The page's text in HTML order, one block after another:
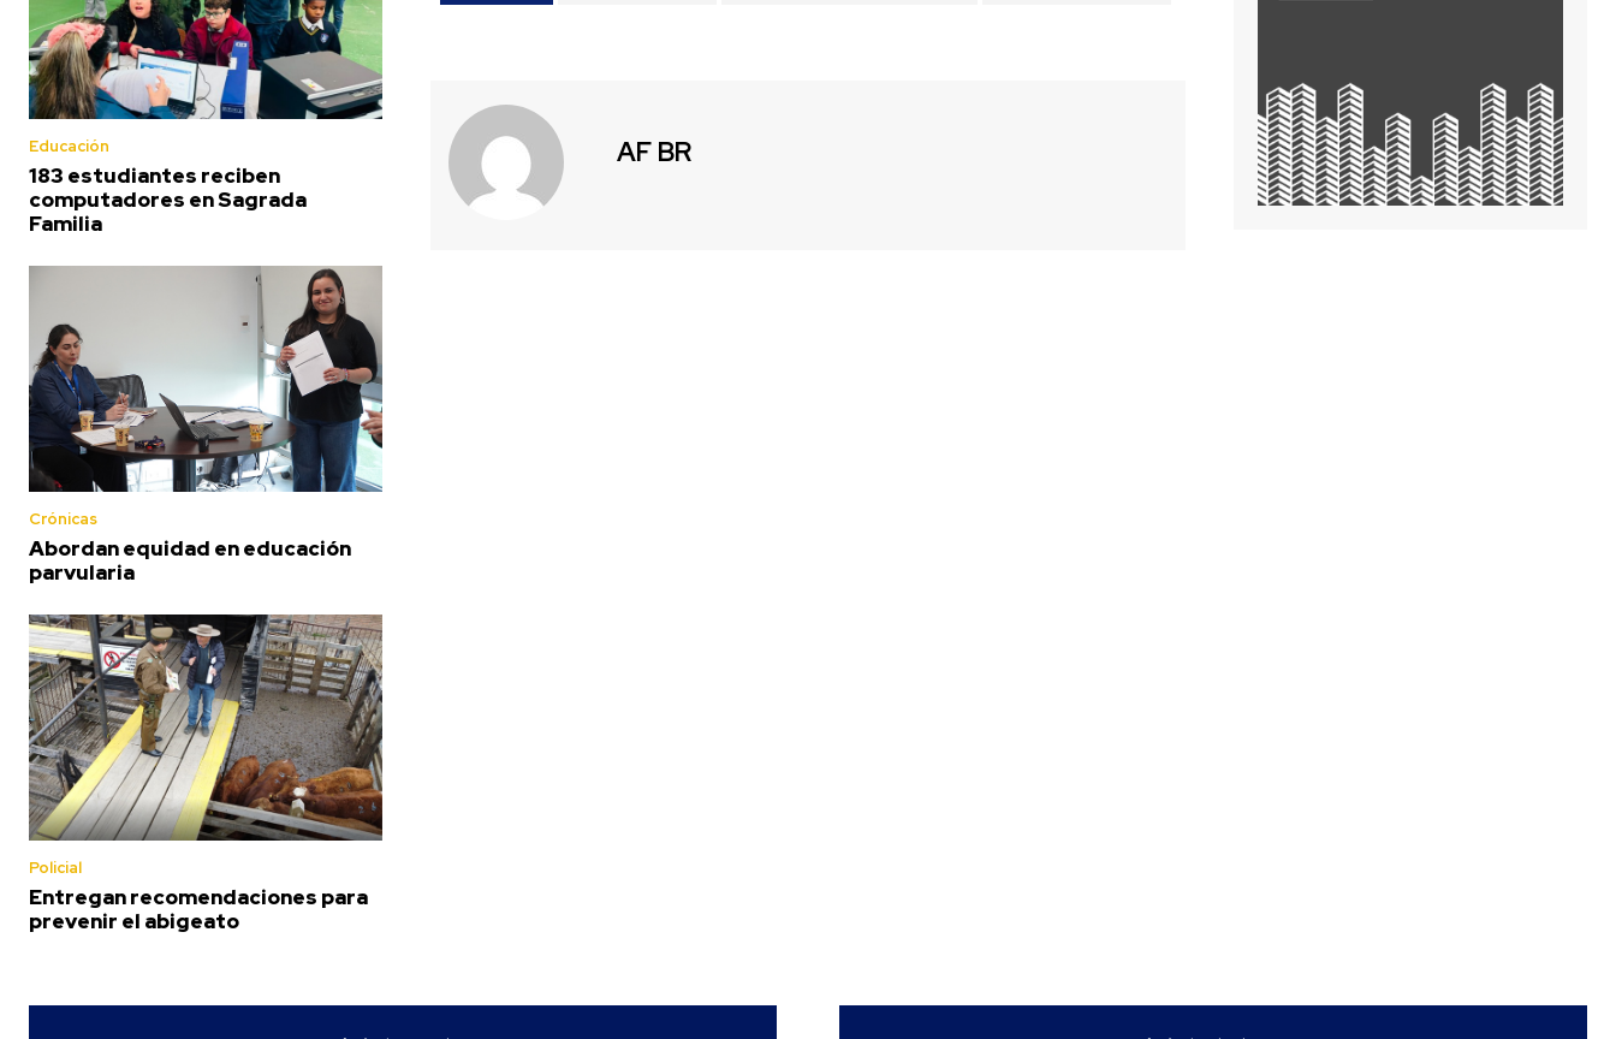
Educación
183 estudiantes reciben
computadores en Sagrada
Familia
Crónicas
Abordan equidad en educación
parvularia
Policial
Entregan recomendaciones para
prevenir el abigeato
AF BR